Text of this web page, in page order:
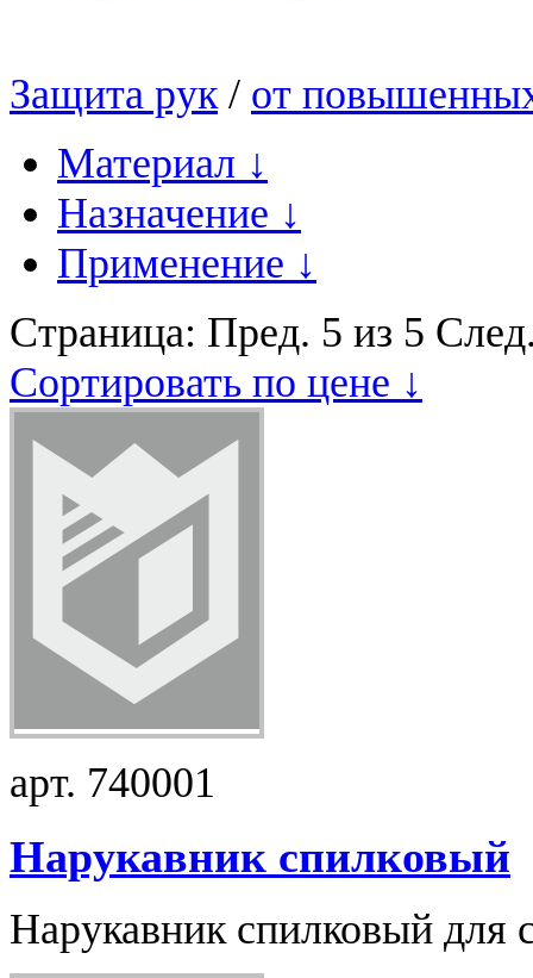
Защита рук / от
Материал ↓
Назначение ↓
Применение ↓
Страница: Пред. 5 из 5
Сортировать по цене ↓
арт. 740001
Нарукавник спилковый
Нарукавник спилковый для